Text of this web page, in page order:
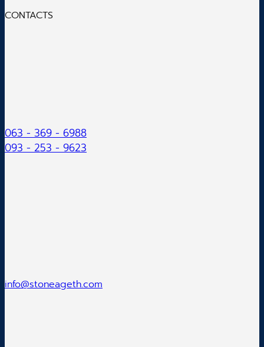
CONTACTS
063 - 369 - 6988
093 - 253 - 9623
info@stoneageth.com